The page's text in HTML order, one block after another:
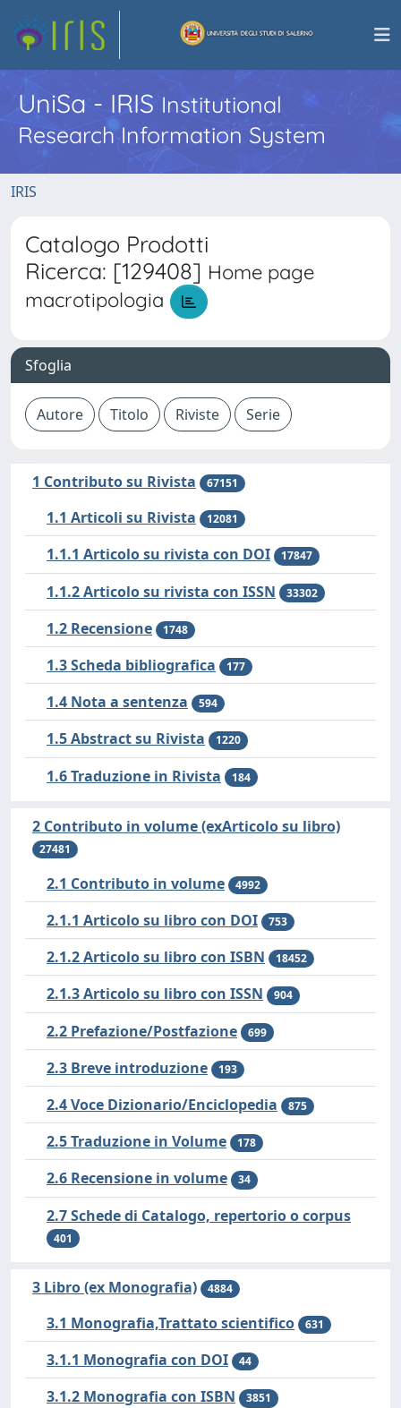
UniSa - IRISInstitutional
Research Information System
IRIS
Catalogo Prodotti
Ricerca: [129408] Home page
macrotipologia
Sfoglia
1 Contributo su Rivista 67151
1.1 Articoli su Rivista 12081
1.1.1 Articolo su rivista con DOI 17847
1.1.2 Articolo su rivista con ISSN 33302
1.2 Recensione 1748
1.3 Scheda bibliografica 177
1.4 Nota a sentenza 594
1.5 Abstract su Rivista 1220
1.6 Traduzione in Rivista 184
2 Contributo in volume (exArticolo su libro)
27481
2.1 Contributo in volume 4992
2.1.1 Articolo su libro con DOI 753
2.1.2 Articolo su libro con ISBN 18452
2.1.3 Articolo su libro con ISSN 904
2.2 Prefazione/Postfazione 699
2.3 Breve introduzione 193
2.4 Voce Dizionario/Enciclopedia 875
2.5 Traduzione in Volume 178
2.6 Recensione in volume 34
2.7 Schede di Catalogo, repertorio o corpus
401
3 Libro (ex Monografia) 4884
3.1 Monografia,Trattato scientifico 631
3.1.1 Monografia con DOI 44
3.1.2 Monografia con ISBN 3851